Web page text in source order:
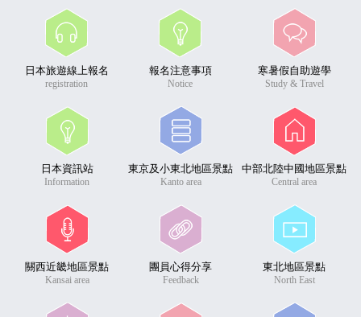
日本旅遊線上報名
registration
報名注意事項
Notice
寒暑假自助遊學
Study & Travel
日本資訊站
Information
東京及小東北地區景點
Kanto area
中部北陸中國地區景點
Central area
關西近畿地區景點
Kansai area
團員心得分享
Feedback
東北地區景點
North East